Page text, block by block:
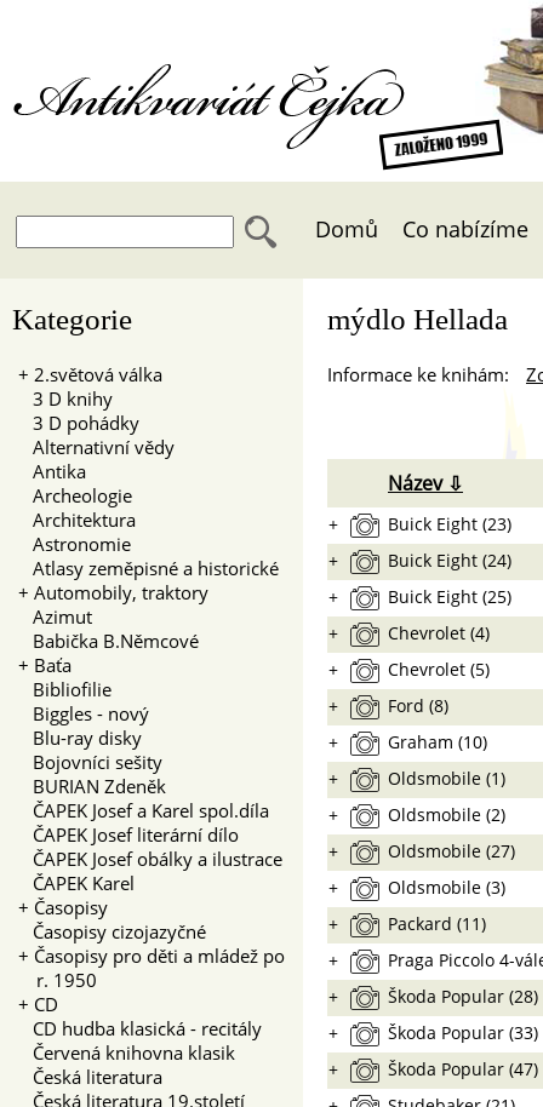
Antikvariát Čejka
Domů Co nabízíme
Kategorie
+ 2.světová válka
3 D knihy
3 D pohádky
Alternativní vědy
Antika
Archeologie
Architektura
Astronomie
Atlasy zeměpisné a historické
+ Automobily, traktory
Azimut
Babička B.Němcové
+ Baťa
Bibliofilie
Biggles - nový
Blu-ray disky
Bojovníci sešity
BURIAN Zdeněk
ČAPEK Josef a Karel spol.díla
ČAPEK Josef literární dílo
ČAPEK Josef obálky a ilustrace
ČAPEK Karel
+ Časopisy
Časopisy cizojazyčné
+ Časopisy pro děti a mládež po
r. 1950
+ CD
CD hudba klasická - recitály
Červená knihovna klasik
Česká literatura
Česká literatura 19.století
mýdlo Hellada
Informace ke knihám:
Název ⇩
+
Buick Eight (23)
+
Buick Eight (24)
+
Buick Eight (25)
+
Chevrolet (4)
+
Chevrolet (5)
+
Ford (8)
+
Graham (10)
+
Oldsmobile (1)
+
Oldsmobile (2)
+
Oldsmobile (27)
+
Oldsmobile (3)
+
Packard (11)
+
Praga Piccolo 4-
+
Škoda Popular (28)
+
Škoda Popular (33)
+
Škoda Popular (47)